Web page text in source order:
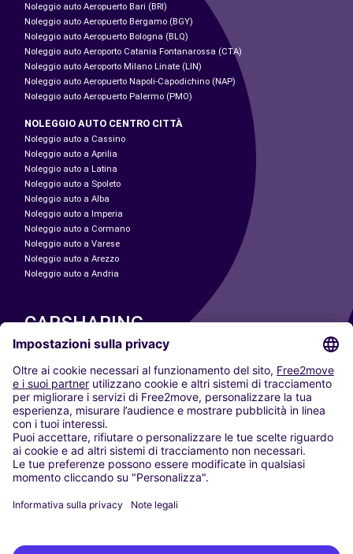
Noleggio auto Aeropuerto Bari (BRI)
Noleggio auto Aeropuerto Bergamo (BGY)
Noleggio auto Aeropuerto Bologna (BLQ)
Noleggio auto Aeroporto Catania Fontanarossa (CTA)
Noleggio auto Aeroporto Milano Linate (LIN)
Noleggio auto Aeropuerto Napoli-Capodichino (NAP)
Noleggio auto Aeropuerto Palermo (PMO)
NOLEGGIO AUTO CENTRO CITTÀ
Noleggio auto a Cassino
Noleggio auto a Aprilia
Noleggio auto a Latina
Noleggio auto a Spoleto
Noleggio auto a Alba
Noleggio auto a Imperia
Noleggio auto a Cormano
Noleggio auto a Varese
Noleggio auto a Arezzo
Noleggio auto a Andria
CARSHARING
LE NOSTRE CITTÀ
Paris
Madrid
Washington DC
Milano
Roma
Torino
Vienna
Berlino
Düsseldorf